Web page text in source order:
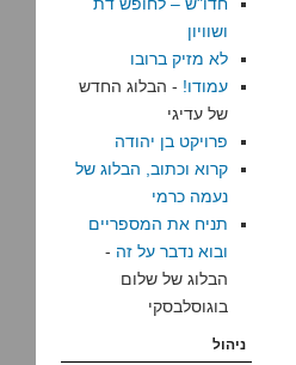
ושוויון
לא מזיק ברובו
עמודו! - הבלוג החדש
של עדיגי
פרויקט בן יהודה
קרוא וכתוב, הבלוג של
נעמה כרמי
תניח את המספריים
ובוא נדבר על זה -
הבלוג של שלום
בוגוסלבסקי
ניהול